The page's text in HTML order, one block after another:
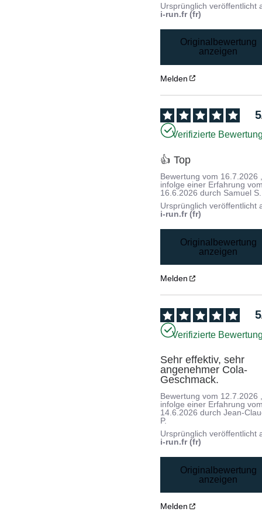
Ursprünglich veröffentlicht
i-run.fr (fr)
Originalbewertung
anzeigen
Melden
5
Verifizierte
👍 Top
Bewertung vom 16.7.2026
infolge einer Erfahrung
16.6.2026 durch Samuel S.
Ursprünglich veröffentlicht
i-run.fr (fr)
Originalbewertung
anzeigen
Melden
5
Verifizierte
Sehr effektiv, sehr
angenehmer Cola-
Geschmack.
Bewertung vom 12.7.2026
infolge einer Erfahrung
14.6.2026 durchJean-
P.
Ursprünglich veröffentlicht
i-run.fr (fr)
Originalbewertung
anzeigen
Melden